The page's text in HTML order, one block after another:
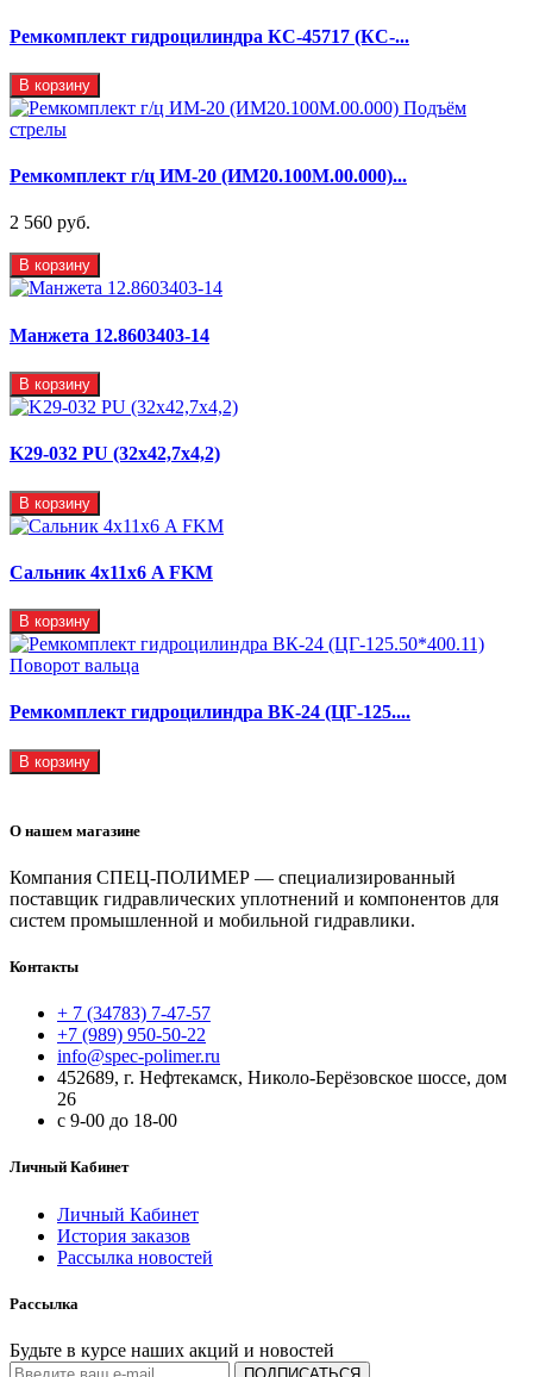
Ремкомплект гидроцилиндра КС-45717 (КС-...
В корзину
Ремкомплект г/ц ИМ-20 (ИМ20.100М.00.000)...
2 560 руб.
В корзину
Манжета 12.8603403-14
В корзину
K29-032 PU (32x42,7x4,2)
В корзину
Сальник 4х11х6 A FKM
В корзину
Ремкомплект гидроцилиндра ВК-24 (ЦГ-125....
В корзину
О нашем магазине
Компания СПЕЦ-ПОЛИМЕР — специализированный
поставщик гидравлических уплотнений и компонентов для
систем промышленной и мобильной гидравлики.
Контакты
+ 7 (34783) 7-47-57
+7 (989) 950-50-22
info@spec-polimer.ru
452689, г. Нефтекамск, Николо-Берёзовское шоссе, дом
26
с 9-00 до 18-00
Личный Кабинет
Личный Кабинет
История заказов
Рассылка новостей
Рассылка
Будьте в курсе наших акций и новостей